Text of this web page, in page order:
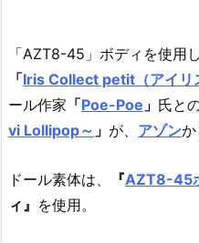
「AZT8-45」ボディを使用
「Iris Collect petit（アイリ
ール作家 「Poe-Poe 」 氏と
vi Lollipop～ 」 が、 アゾンか
ドール素体は、 『AZT8-45
ィ』 を使用。